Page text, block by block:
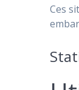
Ces